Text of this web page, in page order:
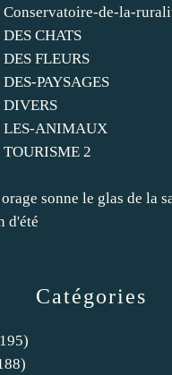
Catégories
de-la-
CHATS
FLEURS
PAYSAGES
LES-ANIMAUX
2
sonne le glas de la
d'été